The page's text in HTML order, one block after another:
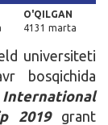
O'QILGAN
4131 marta
universiteti
bosqichida
International
2019grant